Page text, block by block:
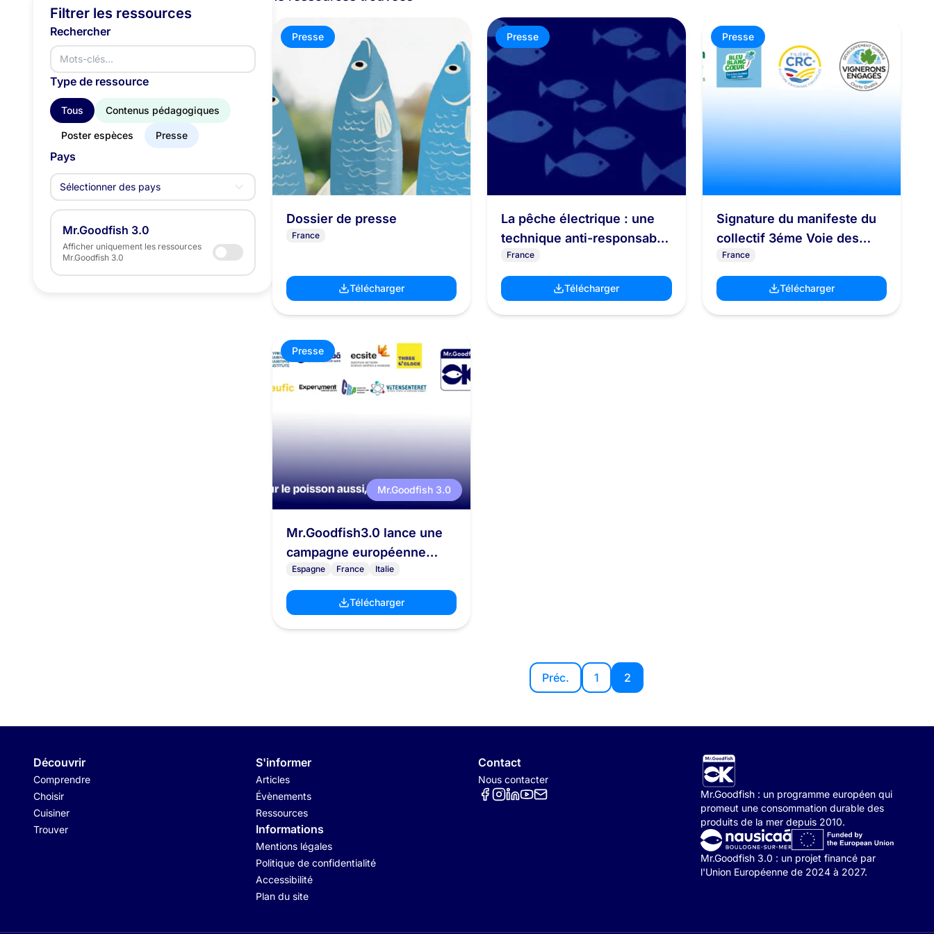
Filtrer les ressources
Rechercher
Type de ressource
Tous Contenus pédagogiques
Poster espèces Presse
Pays
Sélectionner des pays
Mr.Goodfish 3.0
Afficher uniquement les ressources
Mr.Goodfish 3.0
Presse
Dossier de presse
France
Télécharger
Presse
La pêche électrique : une
technique anti-responsable
qu’il faut interdire
France
Télécharger
Presse
Signature du manifeste du
collectif 3éme Voie des
filières agricoles
responsables
France
Télécharger
Presse
Mr.Goodfish 3.0
Mr.Goodfish3.0 lance une
campagne européenne
pour une consommation
responsable des produits
de la mer
Espagne France Italie
Télécharger
Préc. 1 2
Découvrir
Comprendre
Choisir
Cuisiner
Trouver
S'informer
Articles
Évènements
Ressources
Informations
Mentions légales
Politique de confidentialité
Accessibilité
Plan du site
Contact
Nous contacter
Réseaux sociaux
Mr.Goodfish : un programme européen qui
promeut une consommation durable des
produits de la mer depuis 2010.
Mr.Goodfish 3.0 : un projet financé par
l'Union Européenne de 2024 à 2027.